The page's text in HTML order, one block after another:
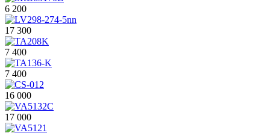
6 200
17 300
7 400
7 400
16 000
17 000